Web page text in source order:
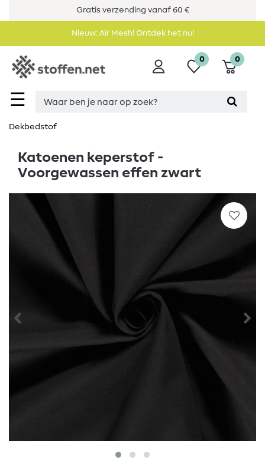
Gratis verzending vanaf 60 €
Nieuw: Air Mesh! Ontdek het nu!
☰
0 0
Dekbedstof
Katoenen keperstof -
Voorgewassen effen zwart